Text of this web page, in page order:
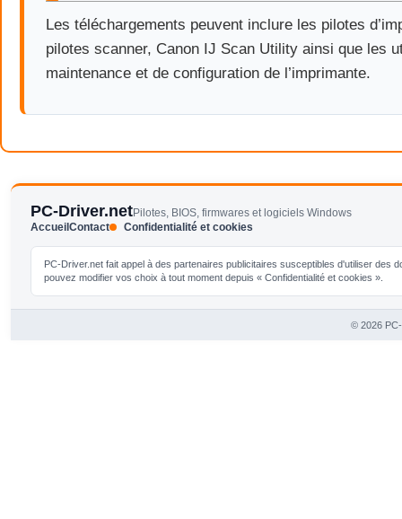
Les téléchargements peuvent inclure les pilotes
pilotes scanner, Canon IJ Scan Utility ainsi que les
maintenance et de configuration de l’imprimante.
PC-Driver.netPilotes, BIOS, firmwares et logiciels Windows
Accueil Contact Confidentialité et cookies
PC-Driver.net fait appel à des partenaires publicitaires susceptibles d'utiliser
pouvez modifier vos choix à tout moment depuis « Confidentialité et cookies ».
© 2026